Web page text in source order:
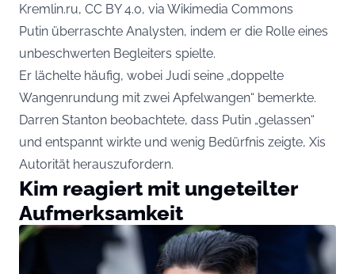
Kremlin.ru, CC BY 4.0, via Wikimedia Commons
Putin überraschte Analysten, indem er die Rolle eines
unbeschwerten Begleiters spielte.
Er lächelte häufig, wobei Judi seine „doppelte
Wangenrundung mit zwei Apfelwangen“ bemerkte.
Darren Stanton beobachtete, dass Putin „gelassen“
und entspannt wirkte und wenig Bedürfnis zeigte, Xis
Autorität herauszufordern.
Kim reagiert mit ungeteilter
Aufmerksamkeit